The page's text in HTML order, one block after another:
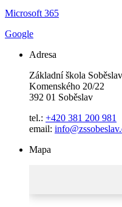
Microsoft 365
Google
Adresa
Základní škola
Komenského 20/22
392 01 Soběslav
tel.: +420 381 200 981
email:
Mapa